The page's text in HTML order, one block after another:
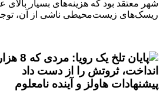
شهر معتقد بود که هزینه‌های بسیار
ریسک‌های زیست‌محیطی ناشی از آن،
پیشنهادات هاولز و آینده نامعلوم